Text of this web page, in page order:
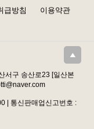
급방침 이용약관
서구 송산로23 [일산본
| 통신판매업신고번호 :